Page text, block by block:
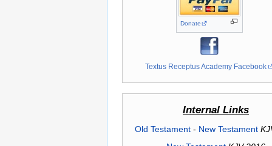
Donate
Textus Receptus Academy Facebook
Internal Links
Old Testament- New Testament